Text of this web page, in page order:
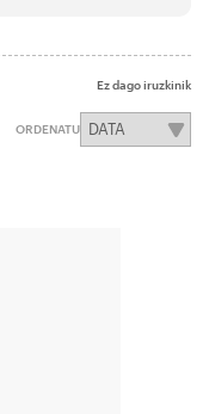
Ez dago iruzkinik
ORDENATU